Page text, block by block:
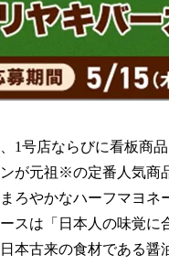
1号店ならびに看板商
が元祖※の定番人気商
ろやかなハーフマヨ
スは「日本人の味覚に
本古来の食材である